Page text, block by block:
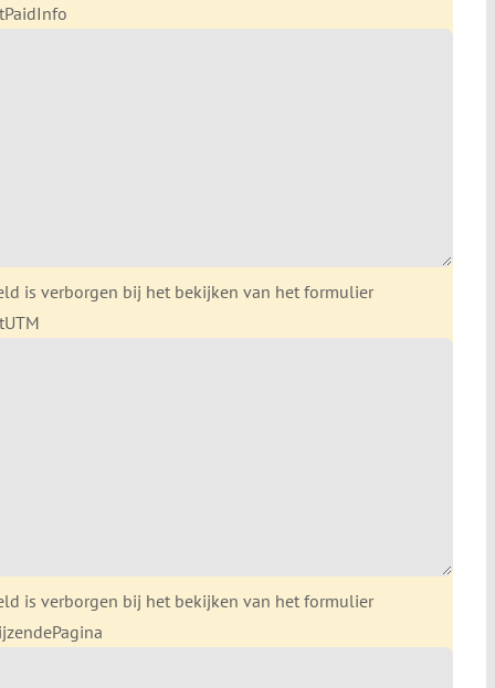
is verborgen bij het bekijken van het formulier
is verborgen bij het bekijken van het formulier